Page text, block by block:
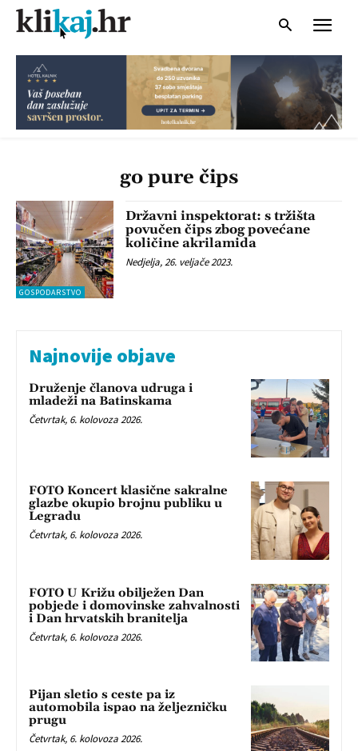
go pure čips
GOSPODARSTVO
Državni inspektorat: s tržišta
povučen čips zbog povećane
količine akrilamida
Nedjelja, 26. veljače 2023.
Najnovije objave
Druženje članova udruga i
mladeži na Batinskama
Četvrtak, 6. kolovoza 2026.
FOTO Koncert klasične sakralne
glazbe okupio brojnu publiku u
Legradu
Četvrtak, 6. kolovoza 2026.
FOTO U Križu obilježen Dan
pobjede i domovinske zahvalnosti
i Dan hrvatskih branitelja
Četvrtak, 6. kolovoza 2026.
Pijan sletio s ceste pa iz
automobila ispao na željezničku
prugu
Četvrtak, 6. kolovoza 2026.